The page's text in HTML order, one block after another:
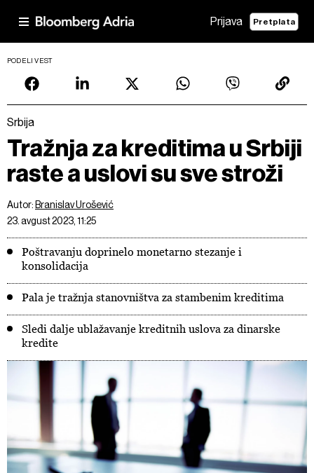
Prijava Pretplata
PODELI VEST
Srbija
Tražnja za kreditima u Srbiji
raste a uslovi su sve stroži
Autor: Branislav Urošević
23. avgust 2023, 11:25
Poštravanju doprinelo monetarno stezanje i
konsolidacija
Pala je tražnja stanovništva za stambenim kreditima
Sledi dalje ublažavanje kreditnih uslova za dinarske
kredite